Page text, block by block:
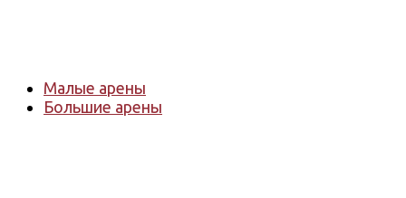
Малые арены
Большие арены